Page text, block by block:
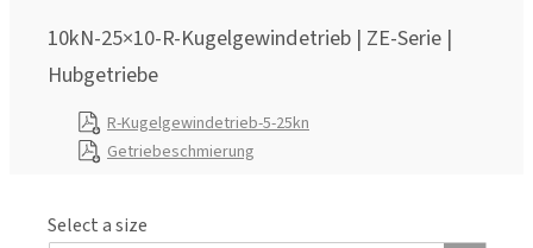
10kN-25×10-R-Kugelgewindetrieb | ZE-Serie |
Hubgetriebe
R-Kugelgewindetrieb-5-25kn
Getriebeschmierung
Select a size